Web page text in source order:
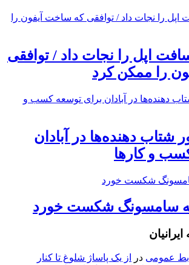
اپل را نجات داد / توافقی
را ممکن کرد
‌دهنده‌ها در آبادان
و کارها
سامسونگ شکست خورد
عمومی در
از یک پاساژ شلوغ تا کنار